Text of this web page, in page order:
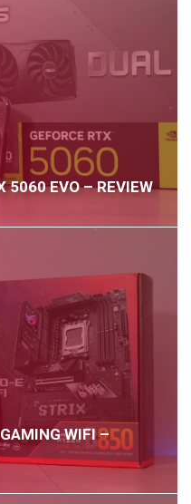
5060 EVO – REVIEW
WIFI –